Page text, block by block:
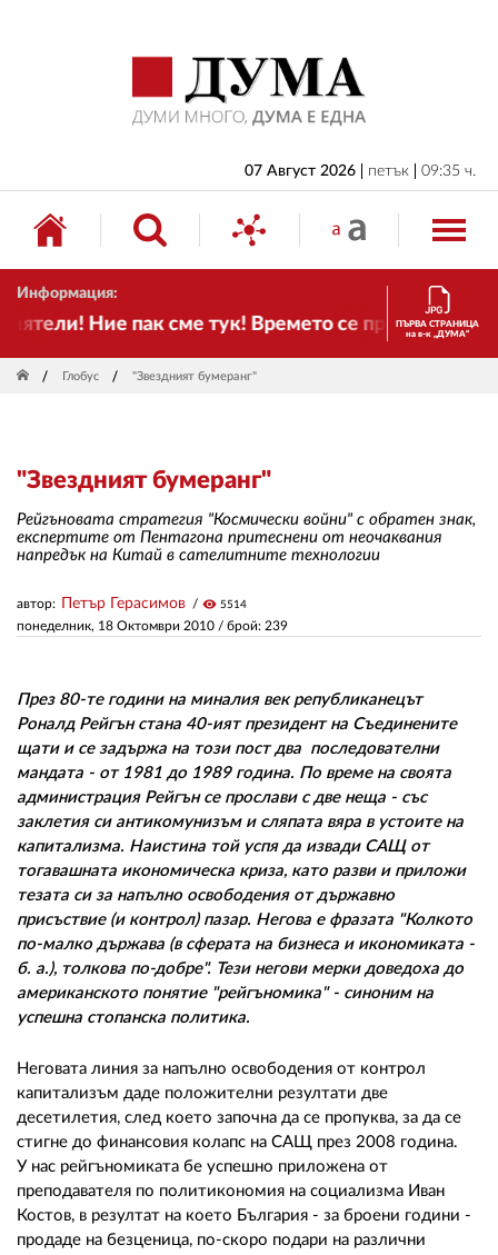
07 Август 2026 петък 09:35 ч.
Информация:
Ние пак сме тук! Времето се променя иПЪРВА СТРАНИЦА
на в-к „ДУМА“
Глобус "Звездният бумеранг"
"Звездният бумеранг"
Рейгъновата стратегия "Космически войни" с обратен знак,
експертите от Пентагона притеснени от неочаквания
напредък на Китай в сателитните технологии
понеделник, 18 Октомври 2010 / брой: 239
автор: Петър Герасимов visibility 5514
През 80-те години на миналия век републиканецът
Роналд Рейгън стана 40-ият президент на Съединените
щати и се задържа на този пост два последователни
мандата - от 1981 до 1989 година. По време на своята
администрация Рейгън се прослави с две неща - със
заклетия си антикомунизъм и сляпата вяра в устоите на
капитализма. Наистина той успя да извади САЩ от
тогавашната икономическа криза, като разви и приложи
тезата си за напълно освободения от държавно
присъствие (и контрол) пазар. Негова е фразата "Колкото
по-малко държава (в сферата на бизнеса и икономиката -
б. а.), толкова по-добре". Тези негови мерки доведоха до
американското понятие "рейгъномика" - синоним на
успешна стопанска политика.
Неговата линия за напълно освободения от контрол
капитализъм даде положителни резултати две
десетилетия, след което започна да се пропуква, за да се
стигне до финансовия колапс на САЩ през 2008 година.
У нас рейгъномиката бе успешно приложена от
преподавателя по политикономия на социализма Иван
Костов, в резултат на което България - за броени години -
продаде на безценица, по-скоро подари на различни
БЪЛГАРИЯ
ИКОНОМИКА
ИЗБОРИ
СВЯТ
ДРУГИ
ЗА НАС
АВТОРИ
РЕКЛАМА
АБОНАМЕНТ
УСЛОВИЯ ЗА ПОЛЗВАНЕ
ПОЛИТИКА ЗА БИСКВИТКИТЕ
ПОЛИТИКАТА ЗА
ПОВЕРИТЕЛНОСТ
02 975 20 35